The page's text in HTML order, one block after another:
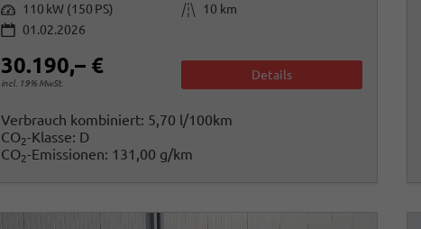
Leistung 110 kW (150 PS) Kilometerstand 10 km
01.02.2026
30.190,– €
incl. 19% MwSt.
Details
Verbrauch kombiniert: 5,70 l/100km
CO2-Klasse: D
CO2-Emissionen: 131,00 g/km